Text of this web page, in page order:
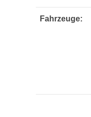
Fahrzeuge: